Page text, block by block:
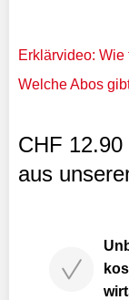
Erklärvideo:
Welche Abos
CHF
aus